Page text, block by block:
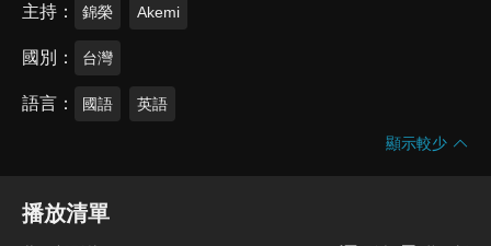
主持 錦榮 Akemi
國別 台灣
語言 國語 英語
顯示較少
播放清單